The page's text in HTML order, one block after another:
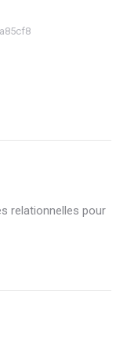
relationnelles pour